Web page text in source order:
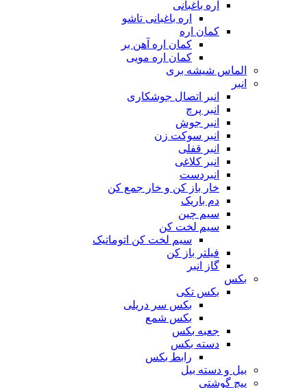
اره باغبانی
اره باغبانی تاشو
کمان اره
کمان اره آهن بر
کمان اره مویی
الماس شیشه بری
انبر
انبر اتصال جوشکاری
انبر پرچ
انبر جوش
انبر سوکت زن
انبر قفلی
انبر کلاغی
انبردست
خار باز کن و خار جمع کن
دم باریک
سیم چین
سیم لخت کن
سیم لخت کن اتوماتیک
فیلتر باز کن
گاز انبر
بکس
بکس تکی
بکس سر دریلی
بکس شمع
جعبه بکس
دسته بکس
رابط بکس
بیل و دسته بیل
پیچ گوشتی